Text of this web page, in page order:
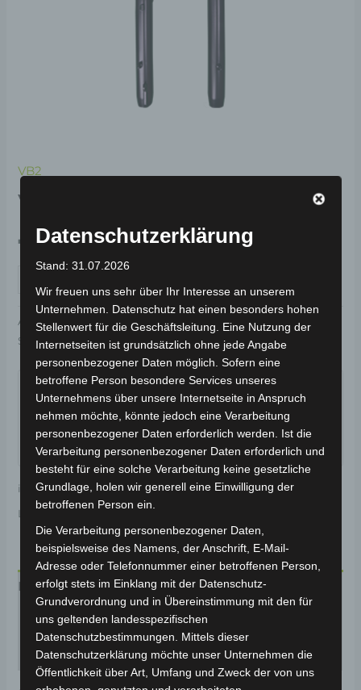
VB2
VB2 VORDERGABEL
79,00€ *
Artikelnummer: 3H102-3001A-00 Kategorie:
VB2
Schlagwort:Fahrwerk & Lenkung
Garantiert sicherer Checkout
inkl. 19 % MwSt.Kostenloser Versand
Lieferzeit:
Beschreibung
Produktsicherheit
Rezensionen (0)
Datenschutzerklärung
Stand: 31.07.2026
Wir freuen uns sehr über Ihr Interesse an unserem
Unternehmen. Datenschutz hat einen besonders hohen
Stellenwert für die Geschäftsleitung. Eine Nutzung der
Internetseiten ist grundsätzlich ohne jede Angabe
personenbezogener Daten möglich. Sofern eine
betroffene Person besondere Services unseres
Unternehmens über unsere Internetseite in Anspruch
nehmen möchte, könnte jedoch eine Verarbeitung
personenbezogener Daten erforderlich werden. Ist die
Verarbeitung personenbezogener Daten erforderlich und
besteht für eine solche Verarbeitung keine gesetzliche
Grundlage, holen wir generell eine Einwilligung der
betroffenen Person ein.
Die Verarbeitung personenbezogener Daten,
beispielsweise des Namens, der Anschrift, E-Mail-
Adresse oder Telefonnummer einer betroffenen Person,
erfolgt stets im Einklang mit der Datenschutz-
Grundverordnung und in Übereinstimmung mit den für
uns geltenden landesspezifischen
Datenschutzbestimmungen. Mittels dieser
Datenschutzerklärung möchte unser Unternehmen die
Öffentlichkeit über Art, Umfang und Zweck der von uns